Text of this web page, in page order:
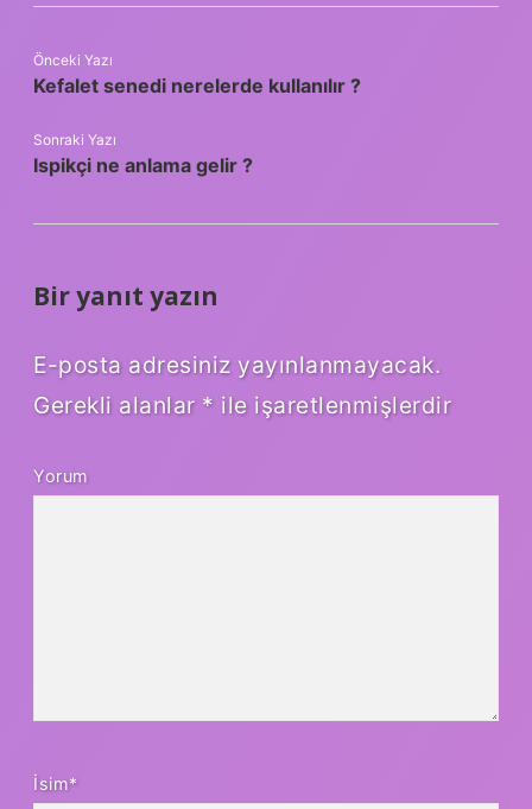
Önceki Yazı
Kefalet senedi nerelerde kullanılır ?
Sonraki Yazı
Ispikçi ne anlama gelir ?
Bir yanıt yazın
E-posta adresiniz yayınlanmayacak.
Gerekli alanlar * ile işaretlenmişlerdir
Yorum
İsim*